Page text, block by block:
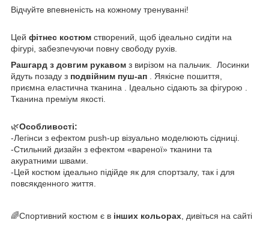
Відчуйте впевненість на кожному тренуванні!
​Цей фітнес костюм створений, щоб ідеально сидіти на
фігурі, забезпечуючи повну свободу рухів.
Рашгард з довгим рукавом з вирізом на пальчик. Лосинки
йдуть позаду з подвійним пуш-ап . Яякісне пошиття,
приємна еластична тканина . Ідеально сідають за фігурою .
Тканина преміум якості.
🌿​Особливості:
-​Легінси з ефектом push-up візуально моделюють сідниці.
-​Стильний дизайн з ефектом «вареної» тканини та
акуратними швами.
-​Цей костюм ідеально підійде як для спортзалу, так і для
повсякденного життя.
🌈Спортивний костюм є в інших кольорах , дивіться на сайті